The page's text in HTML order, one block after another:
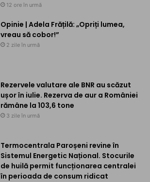
12 ore în urmă
Opinie | Adela Frățilă: „Opriți lumea,
vreau să cobor!”
2 zile în urmă
Rezervele valutare ale BNR au scăzut
ușor în iulie. Rezerva de aur a României
rămâne la 103,6 tone
3 zile în urmă
Termocentrala Paroșeni revine în
Sistemul Energetic Național. Stocurile
de huilă permit funcționarea centralei
în perioada de consum ridicat